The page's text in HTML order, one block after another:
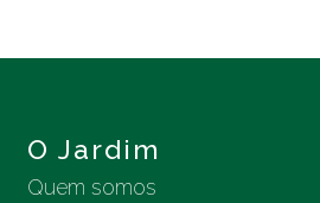
O Jardim
Quem somos